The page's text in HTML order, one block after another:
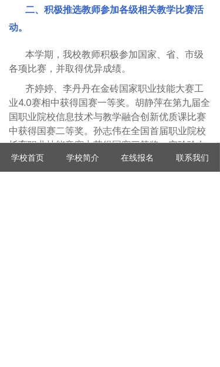
二、积极推选教师参加各级相关教学比赛活
动。
本学期，我校教师积极参加国家、省、市级
各项比赛，并取得优异成绩。
齐婷婷、李丹丹在金砖国家职业技能大赛工
业4.0赛相中获得国赛一等奖。胡静萍在第九届全
国职业院校信息技术与教学融合创新优质课比赛
中获得国赛二等奖。孙志伟在全国首届职业院校
托育职业技能竞赛中获得国赛三等奖。安玲玲在
河北省青年职业技能大赛暨第十八届“振兴杯”全
国青年职业技能大赛河北初赛数控机床装调比赛
学校首页 学校简介 在线报名 联系我们